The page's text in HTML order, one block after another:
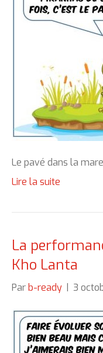
Le pavé dans la
Lire la suite
La
Kho Lanta
Par b-ready 3